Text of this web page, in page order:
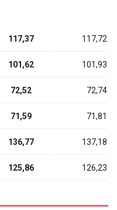
117,37 117,72
101,62 101,93
72,52 72,74
71,59 71,81
136,77 137,18
125,86 126,23